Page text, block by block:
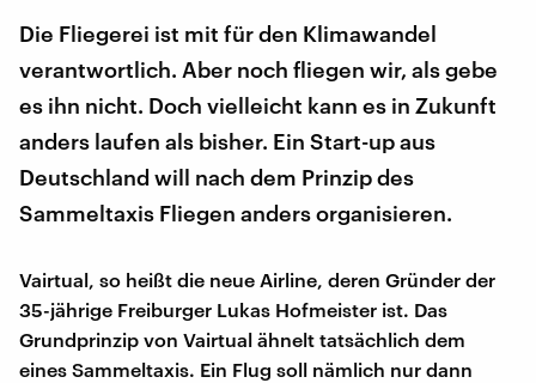
Die Fliegerei ist mit für den Klimawandel
verantwortlich. Aber noch fliegen wir, als gebe
es ihn nicht. Doch vielleicht kann es in Zukunft
anders laufen als bisher. Ein Start-up aus
Deutschland will nach dem Prinzip des
Sammeltaxis Fliegen anders organisieren.
Vairtual, so heißt die neue Airline, deren Gründer der
35-jährige Freiburger Lukas Hofmeister ist. Das
Grundprinzip von Vairtual ähnelt tatsächlich dem
eines Sammeltaxis. Ein Flug soll nämlich nur dann